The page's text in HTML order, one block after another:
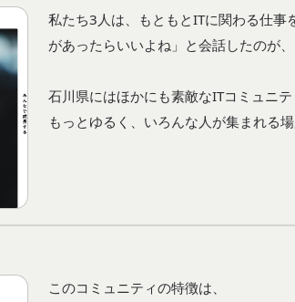
私たち3人は、もともとITに関わる仕
があったらいいよね」と会話したのが
石川県にはほかにも素敵なITコミュニ
もっとゆるく、いろんな人が集まれる
このコミュニティの特徴は、